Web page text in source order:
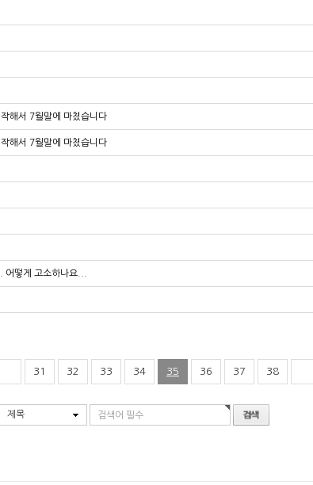
해서 7월말에 마쳤습니다
해서 7월말에 마쳤습니다
어떻게 고소하나요...
31 32 33 34 35 36 37 38
제목 검색어 필수